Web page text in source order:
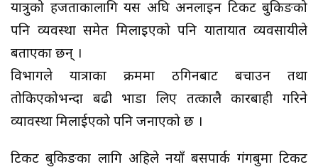
यात्रुको हजताकालागि यस अघि अनलाइन टिकट बुकिङको
पनि व्यवस्था समेत मिलाइएको पनि यातायात व्यवसायीले
बताएका छन् ।
विभागले यात्राका क्रममा ठगिनबाट बचाउन तथा
तोकिएकोभन्दा बढी भाडा लिए तत्कालै कारबाही गरिने
व्यावस्था मिलाईएको पनि जनाएको छ ।
टिकट बुकिङका लागि अहिले नयाँ बसपार्क गंगबुमा टिकट